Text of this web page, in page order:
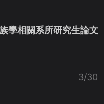
學相關系所研究生論文
3/30